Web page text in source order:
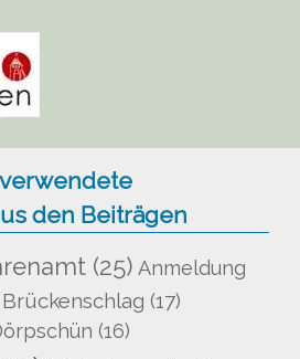
den Beiträgen
(25) Anmeldung
Brückenschlag (17)
(16)